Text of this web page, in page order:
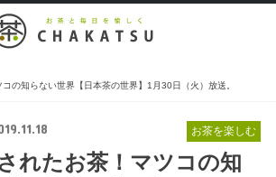
の知らない世界【日本茶の世界】1月30日（火）放送。
お茶を楽しむ
れたお茶！マツコの知